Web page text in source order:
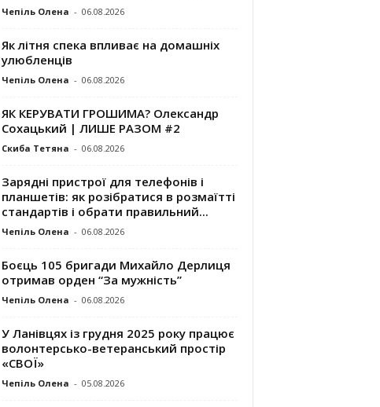
Чепіль Олена - 06.08.2026
Як літня спека впливає на домашніх
улюбленців
Чепіль Олена - 06.08.2026
ЯК КЕРУВАТИ ГРОШИМА? Олександр
Сохацький | ЛИШЕ РАЗОМ #2
Скиба Тетяна - 06.08.2026
Зарядні пристрої для телефонів і
планшетів: як розібратися в розмаїтті
стандартів і обрати правильний...
Чепіль Олена - 06.08.2026
Боєць 105 бригади Михайло Дерлиця
отримав орден “За мужність”
Чепіль Олена - 06.08.2026
У Ланівцях із грудня 2025 року працює
волонтерсько-ветеранський простір
«СВОЇ»
Чепіль Олена - 05.08.2026